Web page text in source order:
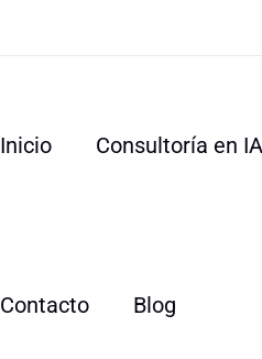
Inicio Consultoría en IA
Contacto Blog